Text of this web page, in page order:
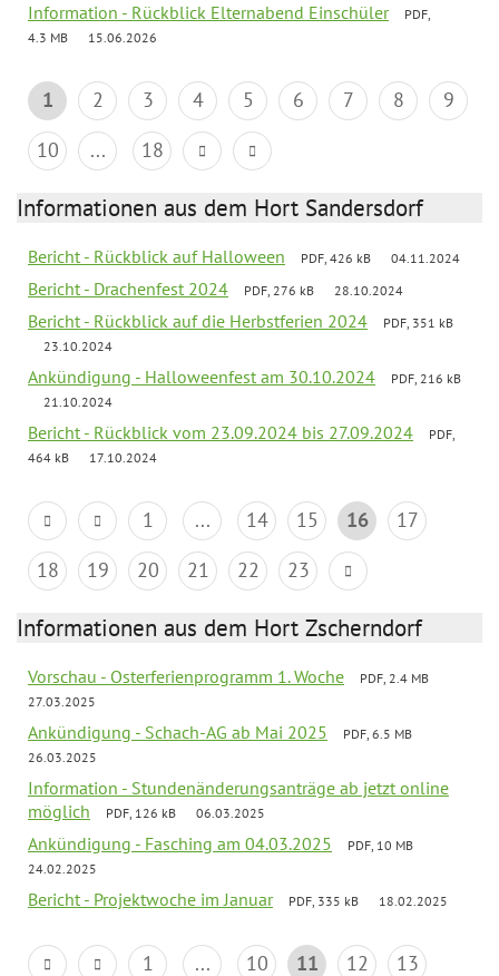
Information - Rückblick Elternabend Einschüler
PDF,
4.3 MB
15.06.2026
1 2 3 4 5 6 7 8
9
10
... 18
Informationen aus dem Hort Sandersdorf
Bericht - Rückblick auf Halloween PDF, 426 kB 04.11.2024
Bericht - Drachenfest 2024 PDF, 276 kB 28.10.2024
Bericht - Rückblick auf die Herbstferien 2024
PDF, 351 kB
23.10.2024
Ankündigung - Halloweenfest am 30.10.2024
PDF, 216 kB
21.10.2024
Bericht - Rückblick vom 23.09.2024 bis 27.09.2024
PDF,
464 kB
17.10.2024
1 ... 14 15 16
17
18
19 20 21 22 23
Informationen aus dem Hort Zscherndorf
Vorschau - Osterferienprogramm 1. Woche
PDF, 2.4 MB
27.03.2025
Ankündigung - Schach-AG ab Mai 2025
PDF, 6.5 MB
26.03.2025
Information - Stundenänderungsanträge ab jetzt online
möglich
PDF, 126 kB 06.03.2025
Ankündigung - Fasching am 04.03.2025
PDF, 10 MB
24.02.2025
Bericht - Projektwoche im Januar PDF, 335 kB 18.02.2025
1 ... 10 11 12
13